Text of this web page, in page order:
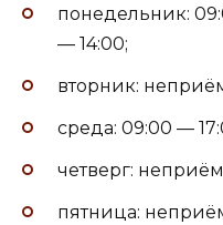
понедельник:
— 14:00;
вторник:
среда: 09:00 —
четверг:
пятница: